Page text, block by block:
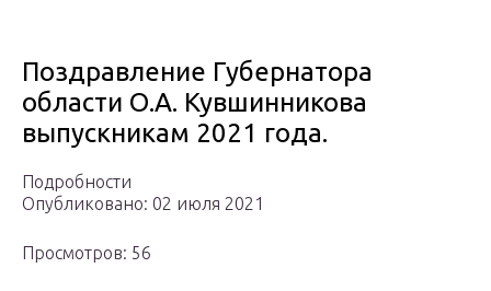
Поздравление Губернатора
области О.А. Кувшинникова
выпускникам 2021 года.
Подробности
Опубликовано: 02 июля 2021
Просмотров: 56